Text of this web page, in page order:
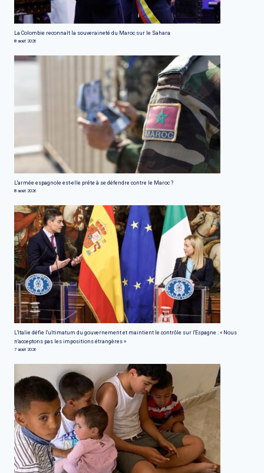
La Colombie reconnaît la souveraineté du Maroc sur le Sahara
8 août 2026
L'armée espagnole est-elle prête à se défendre contre le Maroc ?
8 août 2026
L'Italie défie l'ultimatum du gouvernement et maintient le contrôle sur l'Espagne : « Nous
n'acceptons pas les impositions étrangères »
7 août 2026